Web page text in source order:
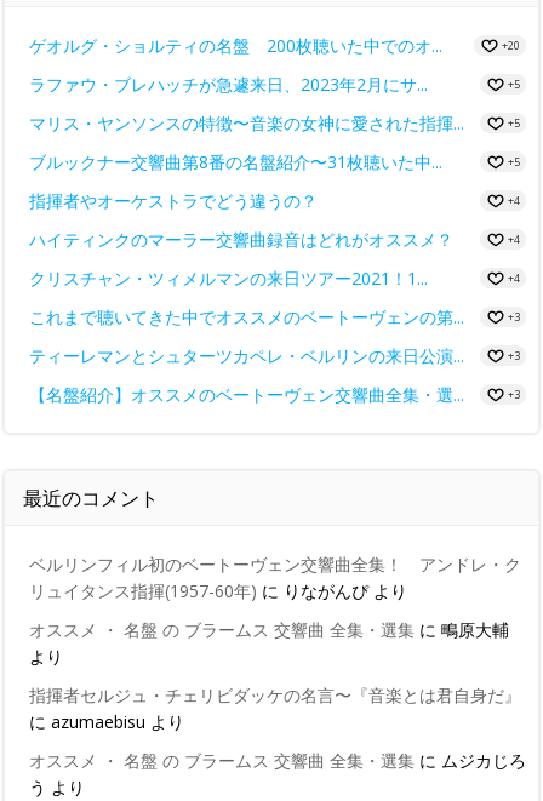
ゲオルグ・ショルティの名盤 200枚聴いた中でのオ... +20
ラファウ・ブレハッチが急遽来日、2023年2月にサ... +5
マリス・ヤンソンスの特徴〜音楽の女神に愛された指揮... +5
ブルックナー交響曲第8番の名盤紹介〜31枚聴いた中... +5
指揮者やオーケストラでどう違うの？ +4
ハイティンクのマーラー交響曲録音はどれがオススメ？ +4
クリスチャン・ツィメルマンの来日ツアー2021！1... +4
これまで聴いてきた中でオススメのベートーヴェンの第... +3
ティーレマンとシュターツカペレ・ベルリンの来日公演... +3
【名盤紹介】オススメのベートーヴェン交響曲全集・選... +3
最近のコメント
ベルリンフィル初のベートーヴェン交響曲全集！ アンドレ・ク
リュイタンス指揮(1957-60年) に りながんぴより
オススメ ・ 名盤 の ブラームス 交響曲 全集・選集 に 鴫原大輔
より
指揮者セルジュ・チェリビダッケの名言〜『音楽とは君自身だ』
に azumaebisu より
オススメ ・ 名盤 の ブラームス 交響曲 全集・選集 に ムジカじろ
う より